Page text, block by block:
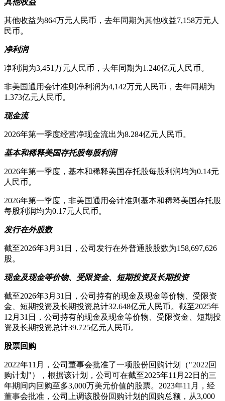
其他收益为864万元人民币，去年同期为其他收益7,158万元人
民币。
净利润
净利润为3,451万元人民币，去年同期为1.240亿元人民币。
非美国通用会计准则净利润为4,142万元人民币，去年同期为
1.373亿元人民币。
现金流
2026年第一季度经营净现金流出为8.284亿元人民币。
基本和稀释美国存托股每股利润
2026年第一季度，基本和稀释美国存托股每股利润均为0.14元
人民币。
2026年第一季度，非美国通用会计准则基本和稀释美国存托股
每股利润均为0.17元人民币。
发行在外股数
截至2026年3月31日，公司发行在外普通股股数为158,697,626
股。
现金及现金等价物、受限资金、短期投资及长期投资
截至2026年3月31日，公司持有的现金及现金等价物、受限资
金、短期投资及长期投资总计32.648亿元人民币。截至2025年
12月31日，公司持有的现金及现金等价物、受限资金、短期投
资及长期投资总计39.725亿元人民币。
股票回购
2022年11月，公司董事会批准了一项股份回购计划（"2022回
购计划"），根据该计划，公司可在截至2025年11月22日的三
年期间内回购至多3,000万美元价值的股票。2023年11月，经
董事会批准，公司上调该股份回购计划的回购总额，从3,000